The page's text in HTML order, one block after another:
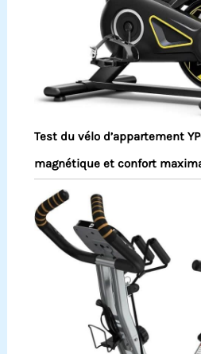
Test du vélo d’appartement
magnétique et confort